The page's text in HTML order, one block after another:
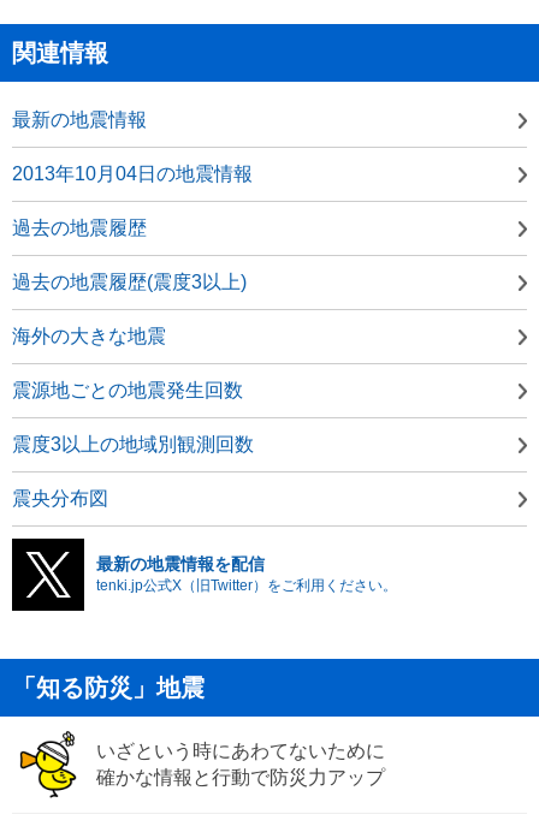
関連情報
最新の地震情報
2013年10月04日の地震情報
過去の地震履歴
過去の地震履歴(震度3以上)
海外の大きな地震
震源地ごとの地震発生回数
震度3以上の地域別観測回数
震央分布図
最新の地震情報を配信
tenki.jp公式X（旧Twitter）をご利用ください。
「知る防災」地震
いざという時にあわてないために
確かな情報と行動で防災力アップ